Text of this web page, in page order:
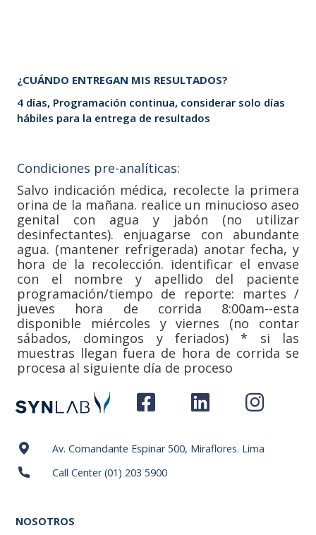
¿CUÁNDO ENTREGAN MIS RESULTADOS?
4 días, Programación continua, considerar solo días
hábiles para la entrega de resultados
Condiciones pre-analíticas:
Salvo indicación médica, recolecte la primera
orina de la mañana. realice un minucioso aseo
genital con agua y jabón (no utilizar
desinfectantes). enjuagarse con abundante
agua. (mantener refrigerada) anotar fecha, y
hora de la recolección. identificar el envase
con el nombre y apellido del paciente
programación/tiempo de reporte: martes /
jueves hora de corrida 8:00am--esta
disponible miércoles y viernes (no contar
sábados, domingos y feriados) * si las
muestras llegan fuera de hora de corrida se
procesa al siguiente día de proceso
Av. Comandante Espinar 500, Miraflores. Lima
Call Center (01) 203 5900
NOSOTROS